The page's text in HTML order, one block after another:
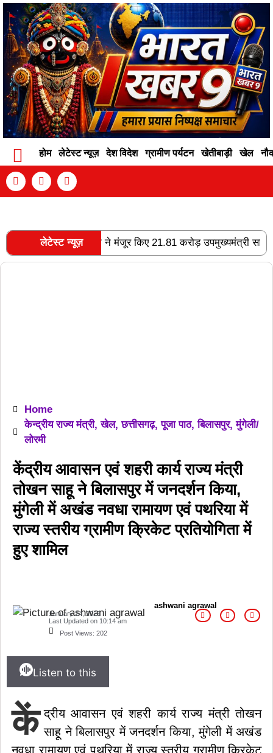
होम लेटेस्ट न्यूज़ देश विदेश ग्रामीण पर्यटन खेतीबाड़ी खेल
लेटेस्ट न्यूज़
फोरलेन, राज्य शासन ने मंजूर किए 21.81 करोड़ उपमुख्यमंत्री साव के
RECENT POSTS
Home
केन्द्रीय राज्य मंत्री,खेल,छत्तीसगढ़,पूजा पाठ,बिलासपुर,मुंगेली/
लोरमी
केंद्रीय आवासन एवं शहरी कार्य राज्य मंत्री
तोखन साहू ने बिलासपुर में जनदर्शन किया,
मुंगेली में अखंड नवधा रामायण एवं पथरिया में
राज्य स्तरीय ग्रामीण क्रिकेट प्रतियोगिता में
हुए शामिल
ashwani agrawal
January 24, 2026
Last Updated on 10:14 am
Post Views: 202
Listen to this
कें द्रीय आवासन एवं शहरी कार्य राज्य मंत्री तोखन
साहू ने बिलासपुर में जनदर्शन किया, मुंगेली में अखंड
नवधा रामायण एवं पथरिया में राज्य स्तरीय ग्रामीण क्रिकेट